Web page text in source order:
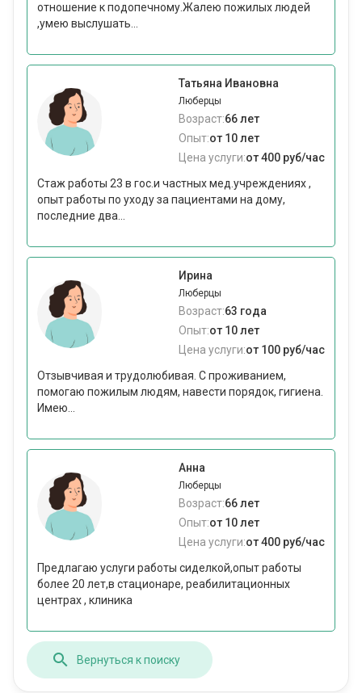
отношение к подопечному.Жалею пожилых людей
,умею выслушать...
Татьяна Ивановна
Люберцы
Возраст:66 лет
Опыт:от 10 лет
Цена услуги:от 400 руб/час
Стаж работы 23 в гос.и частных мед.учреждениях ,
опыт работы по уходу за пациентами на дому,
последние два...
Ирина
Люберцы
Возраст:63 года
Опыт:от 10 лет
Цена услуги:от 100 руб/час
Отзывчивая и трудолюбивая. С проживанием,
помогаю пожилым людям, навести порядок, гигиена.
Имею...
Анна
Люберцы
Возраст:66 лет
Опыт:от 10 лет
Цена услуги:от 400 руб/час
Предлагаю услуги работы сиделкой,опыт работы
более 20 лет,в стационаре, реабилитационных
центрах , клиника
Вернуться к поиску